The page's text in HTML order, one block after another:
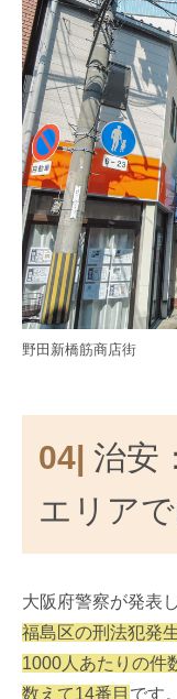
野田新橋筋商店街
04| 治安
エリア
大阪府警察が発表
福島区の刑法犯発
1000人あたりの件
数えて14番目 です